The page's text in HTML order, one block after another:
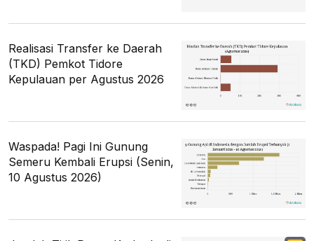
Realisasi Transfer ke Daerah
(TKD) Pemkot Tidore
Kepulauan per Agustus 2026
Waspada! Pagi Ini Gunung
Semeru Kembali Erupsi (Senin,
10 Agustus 2026)